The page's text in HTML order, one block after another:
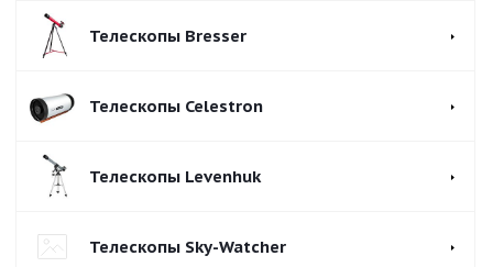
Телескопы Bresser
Телескопы Celestron
Телескопы Levenhuk
Телескопы Sky-Watcher